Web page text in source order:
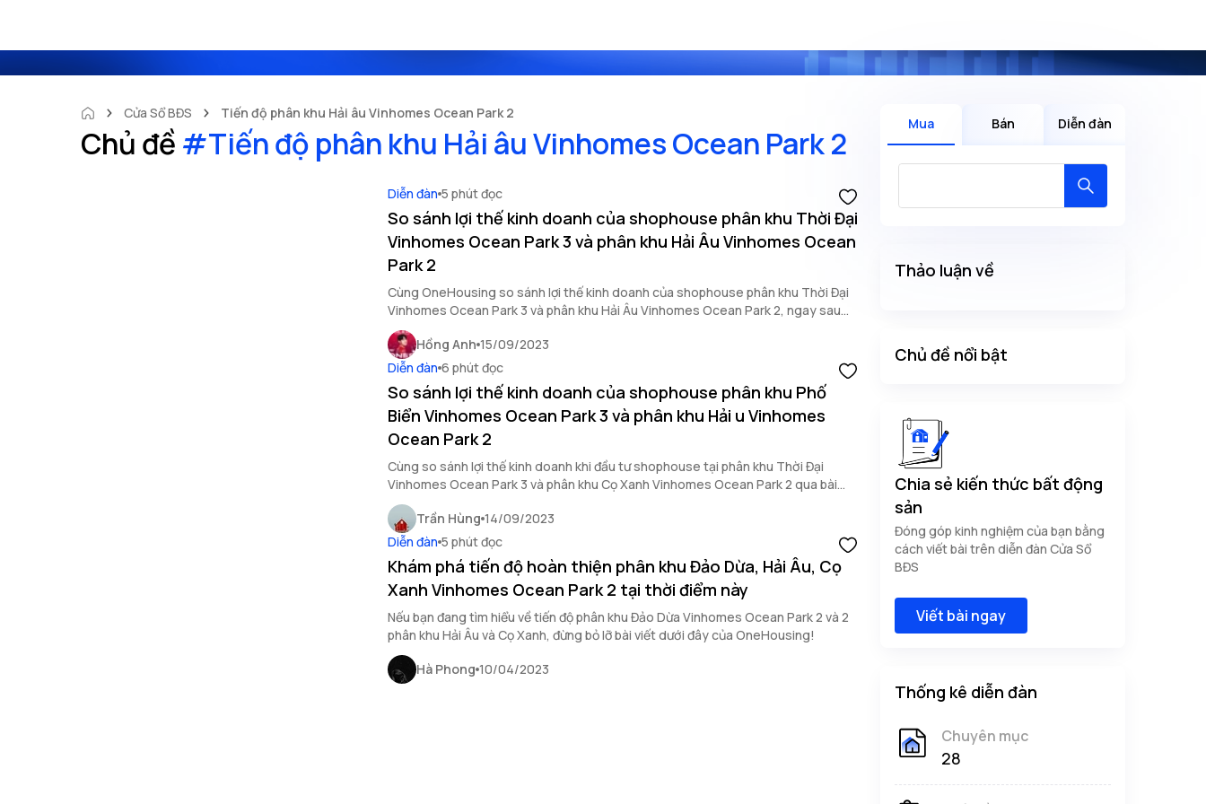
Cửa Sổ BĐS Tiến độ phân khu Hải âu Vinhomes Ocean Park 2
Chủ đề #Tiến độ phân khu Hải âu Vinhomes Ocean Park 2
Diễn đàn 5 phút đọc
So sánh lợi thế kinh doanh của shophouse phân khu Thời Đại
Vinhomes Ocean Park 3 và phân khu Hải Âu Vinhomes Ocean
Park 2
Cùng OneHousing so sánh lợi thế kinh doanh của shophouse phân khu Thời Đại
Vinhomes Ocean Park 3 và phân khu Hải Âu Vinhomes Ocean Park 2, ngay sau
đây.
Hồng Anh 15/09/2023
Diễn đàn 6 phút đọc
So sánh lợi thế kinh doanh của shophouse phân khu Phố
Biển Vinhomes Ocean Park 3 và phân khu Hải u Vinhomes
Ocean Park 2
Cùng so sánh lợi thế kinh doanh khi đầu tư shophouse tại phân khu Thời Đại
Vinhomes Ocean Park 3 và phân khu Cọ Xanh Vinhomes Ocean Park 2 qua bài
viết của OneHousing.
Trần Hùng 14/09/2023
Diễn đàn 5 phút đọc
Khám phá tiến độ hoàn thiện phân khu Đảo Dừa, Hải Âu, Cọ
Xanh Vinhomes Ocean Park 2 tại thời điểm này
Nếu bạn đang tìm hiểu về tiến độ phân khu Đảo Dừa Vinhomes Ocean Park 2 và 2
phân khu Hải Âu và Cọ Xanh, đừng bỏ lỡ bài viết dưới đây của OneHousing!
Hà Phong 10/04/2023
Mua Bán Diễn đàn
Thảo luận về
Chủ đề nổi bật
Chia sẻ kiến thức bất động
sản
Đóng góp kinh nghiệm của bạn bằng
cách viết bài trên diễn đàn Cửa Sổ
BĐS
Viết bài ngay
Thống kê diễn đàn
Chuyên mục
28